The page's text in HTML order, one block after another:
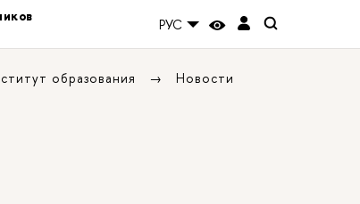
РУС
образования Новости